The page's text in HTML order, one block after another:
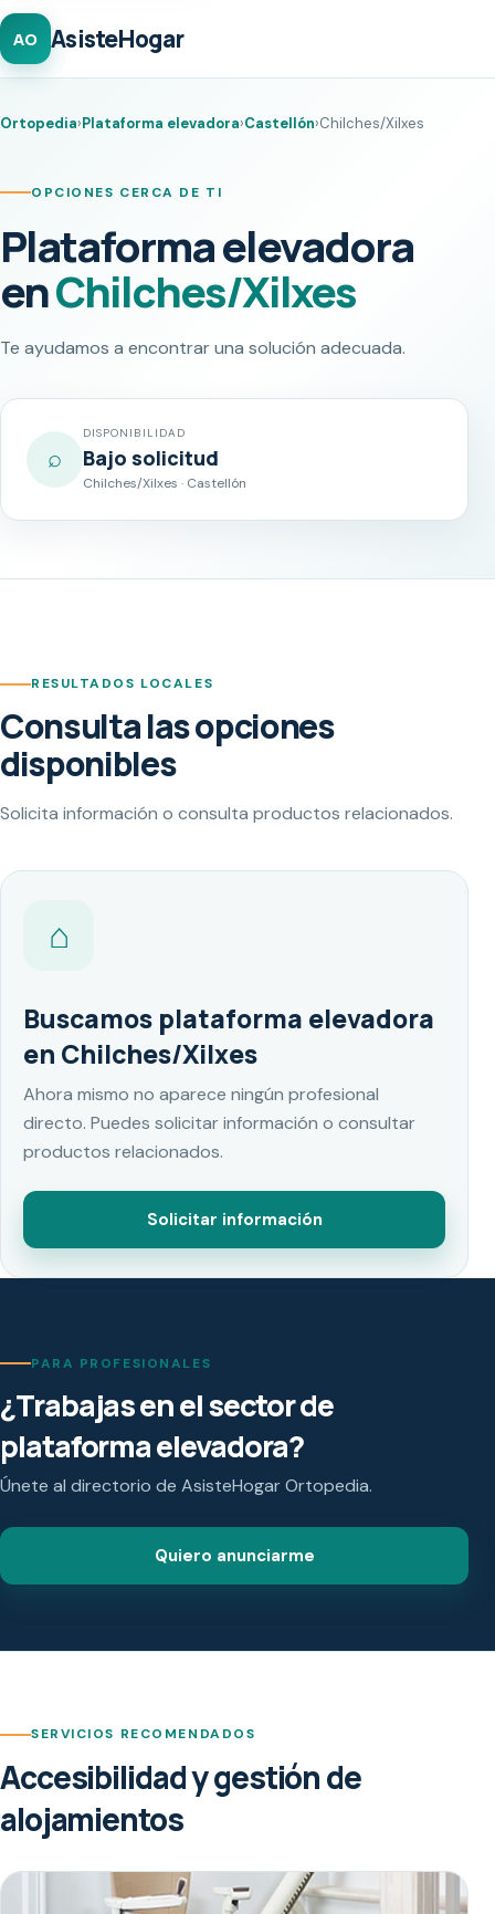
AO AsisteHogar
Ortopedia›Plataforma elevadora›Castellón›Chilches/Xilxes
OPCIONES CERCA DE TI
Plataforma elevadora
enChilches/Xilxes
Te ayudamos a encontrar una solución adecuada.
⌕
DISPONIBILIDAD
Bajo solicitud
Chilches/Xilxes · Castellón
RESULTADOS LOCALES
Consulta las opciones
disponibles
Solicita información o consulta productos relacionados.
⌂
Buscamos plataforma elevadora
en Chilches/Xilxes
Ahora mismo no aparece ningún profesional
directo. Puedes solicitar información o consultar
productos relacionados.
Solicitar información
PARA PROFESIONALES
¿Trabajas en el sector de
plataforma elevadora?
Únete al directorio de AsisteHogar Ortopedia.
Quiero anunciarme
SERVICIOS RECOMENDADOS
Accesibilidad y gestión de
alojamientos